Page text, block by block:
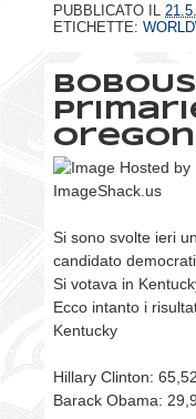
PUBBLICATO IL
ETICHETTE:
Oregon
Si sono svolte ieri
candidato
Si votava in
Ecco intanto i
Kentucky
Hillary Clinton:
Barack Obama: